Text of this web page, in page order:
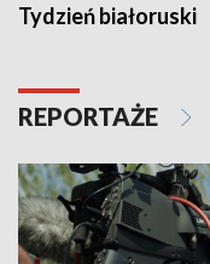
Tydzień białoruski
REPORTAŻE